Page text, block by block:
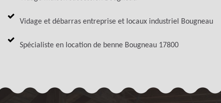
Vidage et débarras entreprise et locaux industriel Bougneau
Spécialiste en location de benne Bougneau 17800